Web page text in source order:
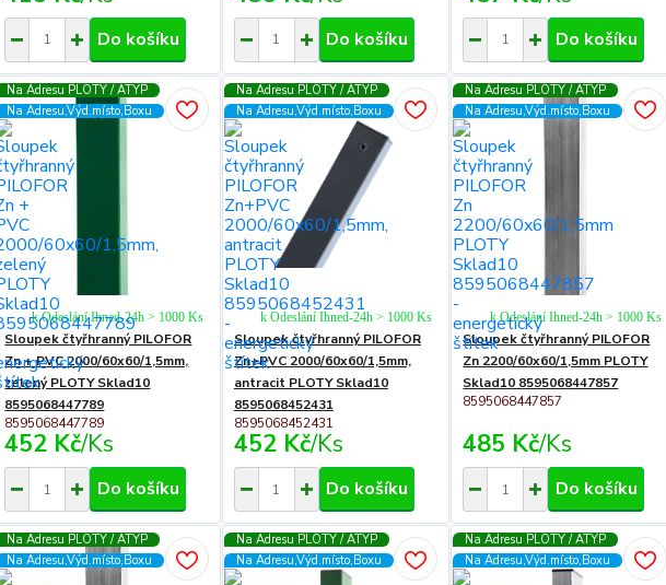
Do košíku Do košíku Do košíku
Na Adresu PLOTY / ATYP
Na Adresu,Výd.místo,Boxu
Sloupek čtyřhranný PILOFOR
Zn + PVC 2000/60x60/1,5mm,
zelený PLOTY Sklad10
8595068447789
8595068447789
452 Kč/Ks
k Odeslání Ihned-24h > 1000 Ks
Do košíku
Na Adresu PLOTY / ATYP
Na Adresu,Výd.místo,Boxu
Sloupek čtyřhranný PILOFOR
Zn+PVC 2000/60x60/1,5mm,
antracit PLOTY Sklad10
8595068452431
8595068452431
452 Kč/Ks
k Odeslání Ihned-24h > 1000 Ks
Do košíku
Na Adresu PLOTY / ATYP
Na Adresu,Výd.místo,Boxu
Sloupek čtyřhranný PILOFOR
Zn 2200/60x60/1,5mm PLOTY
Sklad10 8595068447857
8595068447857
485 Kč/Ks
k Odeslání Ihned-24h > 1000 Ks
Do košíku
Na Adresu PLOTY / ATYP
Na Adresu,Výd.místo,Boxu
Na Adresu PLOTY / ATYP
Na Adresu,Výd.místo,Boxu
Na Adresu PLOTY / ATYP
Na Adresu,Výd.místo,Boxu